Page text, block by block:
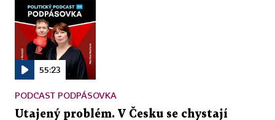
55:23
PODCAST PODPÁSOVKA
Utajený problém. V Česku se chystají